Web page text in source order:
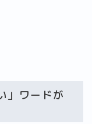
」ワードが